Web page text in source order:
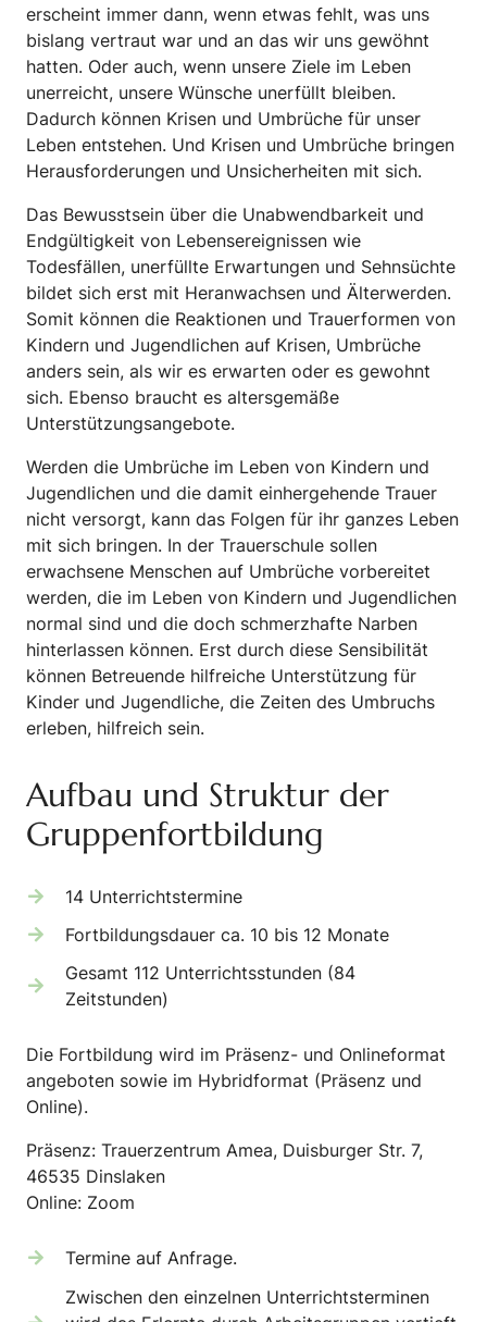
erscheint immer dann, wenn etwas fehlt, was uns
bislang vertraut war und an das wir uns gewöhnt
hatten. Oder auch, wenn unsere Ziele im Leben
unerreicht, unsere Wünsche unerfüllt bleiben.
Dadurch können Krisen und Umbrüche für unser
Leben entstehen. Und Krisen und Umbrüche bringen
Herausforderungen und Unsicherheiten mit sich.
Das Bewusstsein über die Unabwendbarkeit und
Endgültigkeit von Lebensereignissen wie
Todesfällen, unerfüllte Erwartungen und Sehnsüchte
bildet sich erst mit Heranwachsen und Älterwerden.
Somit können die Reaktionen und Trauerformen von
Kindern und Jugendlichen auf Krisen, Umbrüche
anders sein, als wir es erwarten oder es gewohnt
sich. Ebenso braucht es altersgemäße
Unterstützungsangebote.
Werden die Umbrüche im Leben von Kindern und
Jugendlichen und die damit einhergehende Trauer
nicht versorgt, kann das Folgen für ihr ganzes Leben
mit sich bringen. In der Trauerschule sollen
erwachsene Menschen auf Umbrüche vorbereitet
werden, die im Leben von Kindern und Jugendlichen
normal sind und die doch schmerzhafte Narben
hinterlassen können. Erst durch diese Sensibilität
können Betreuende hilfreiche Unterstützung für
Kinder und Jugendliche, die Zeiten des Umbruchs
erleben, hilfreich sein.
Aufbau und Struktur der
Gruppenfortbildung
14 Unterrichtstermine
Fortbildungsdauer ca. 10 bis 12 Monate
Gesamt 112 Unterrichtsstunden (84
Zeitstunden)
Die Fortbildung wird im Präsenz- und Onlineformat
angeboten sowie im Hybridformat (Präsenz und
Online).
Präsenz: Trauerzentrum Amea, Duisburger Str. 7,
46535 Dinslaken
Online: Zoom
Termine auf Anfrage.
Zwischen den einzelnen Unterrichtsterminen